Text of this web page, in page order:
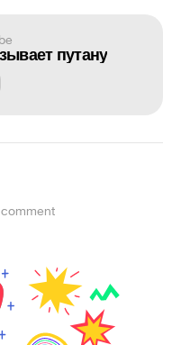
путану